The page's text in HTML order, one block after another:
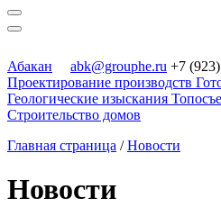
Абакан abk@grouphe.ru +7
Проектирование производств
Геологические изыскания
Строительство домов
Главная страница / Новости
Новости